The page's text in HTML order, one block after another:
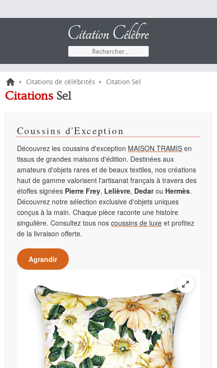
› Citations de célébrités › Citation Sel
Citations Sel
Coussins d'Exception
Découvrez les coussins d'exception MAISON TRAMIS en
tissus de grandes maisons d'édition. Destinées aux
amateurs d'objets rares et de beaux textiles, nos créations
haut de gamme valorisent l'artisanat français à travers des
étoffes signées Pierre Frey, Lelièvre, Dedarou Hermès.
Découvrez notre sélection exclusive d'objets uniques
conçus à la main. Chaque pièce raconte une histoire
singulière. Consultez tous nos coussins de luxe et profitez
de la livraison offerte.
Agrandir